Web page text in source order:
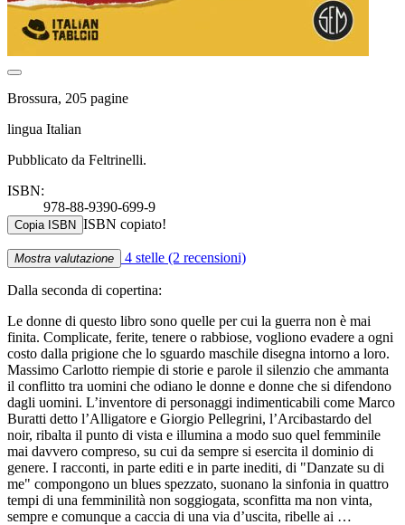
Brossura, 205 pagine
lingua Italian
Pubblicato da Feltrinelli.
ISBN:
978-88-9390-699-9
Copia ISBN ISBN copiato!
Mostra valutazione 4 stelle (2 recensioni)
Dalla seconda di copertina:
Le donne di questo libro sono quelle per cui la guerra non è mai
finita. Complicate, ferite, tenere o rabbiose, vogliono evadere a ogni
costo dalla prigione che lo sguardo maschile disegna intorno a loro.
Massimo Carlotto riempie di storie e parole il silenzio che ammanta
il conflitto tra uomini che odiano le donne e donne che si difendono
dagli uomini. L’inventore di personaggi indimenticabili come Marco
Buratti detto l’Alligatore e Giorgio Pellegrini, l’Arcibastardo del
noir, ribalta il punto di vista e illumina a modo suo quel femminile
mai davvero compreso, su cui da sempre si esercita il dominio di
genere. I racconti, in parte editi e in parte inediti, di "Danzate su di
me" compongono un blues spezzato, suonano la sinfonia in quattro
tempi di una femminilità non soggiogata, sconfitta ma non vinta,
sempre e comunque a caccia di una via d’uscita, ribelle ai …